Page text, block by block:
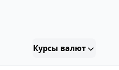
Курсы валют